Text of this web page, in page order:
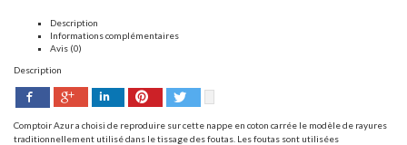
Description
Informations complémentaires
Avis (0)
Description
Facebook Google+ LinkedIn Pinterest
Comptoir Azur a choisi de reproduire sur cette nappe en coton carrée le modèle de rayures
traditionnellement utilisé dans le tissage des foutas. Les foutas sont utilisées